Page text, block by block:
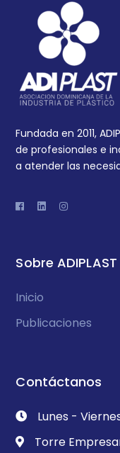
Fundada en 2011,
de profesionales e
a atender las
Sobre ADIPLAST
Inicio
Publicaciones
Contáctanos
Lunes -
Torre